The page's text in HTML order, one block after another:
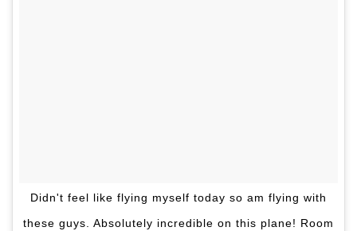
Didn't feel like flying myself today so am flying with
these guys. Absolutely incredible on this plane! Room